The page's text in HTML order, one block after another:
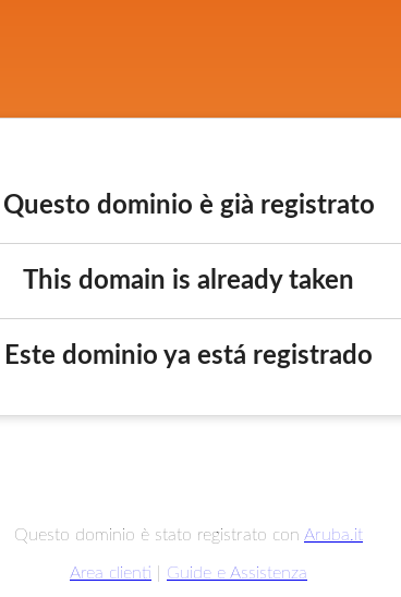
Questo dominio è già registrato
This domain is already taken
Este dominio ya está registrado
Questo dominio è stato registrato con Aruba.it
Area clienti Guide e Assistenza